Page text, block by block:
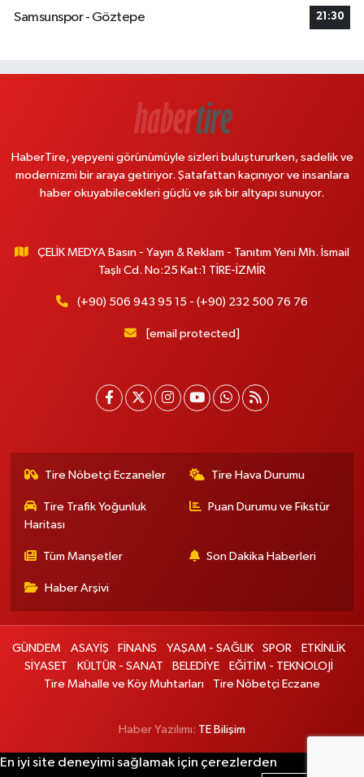
Samsunspor - Göztepe
21:30
HaberTire, yepyeni görünümüyle sizleri buluştururken, sadelik ve
modernizmi bir araya getiriyor. Şatafattan kaçınıyor ve insanlara
haber okuyabilecekleri güçlü ve şık bir altyapı sunuyor.
ÇELİK MEDYA Basın - Yayın & Reklam - Tanıtım Yeni Mh. İsmail
Taşlı Cd. No:25 Kat:1 TİRE-İZMİR
(+90) 506 943 95 15 - (+90) 232 500 76 76
[email protected]
Tire Nöbetçi Eczaneler Tire Hava Durumu
Tire Trafik Yoğunluk
Haritası
Puan Durumu ve Fikstür
Tüm Manşetler Son Dakika Haberleri
Haber Arşivi
GÜNDEM ASAYİŞ FİNANS YAŞAM - SAĞLIK SPOR
ETKİNLİK
SİYASET
KÜLTÜR - SANAT BELEDİYE
EĞİTİM - TEKNOLOJİ
Tire Mahalle ve Köy Muhtarları
Tire Nöbetçi Eczane
Haber Yazılımı: TE Bilişim
En iyi site deneyimi sağlamak için çerezlerden